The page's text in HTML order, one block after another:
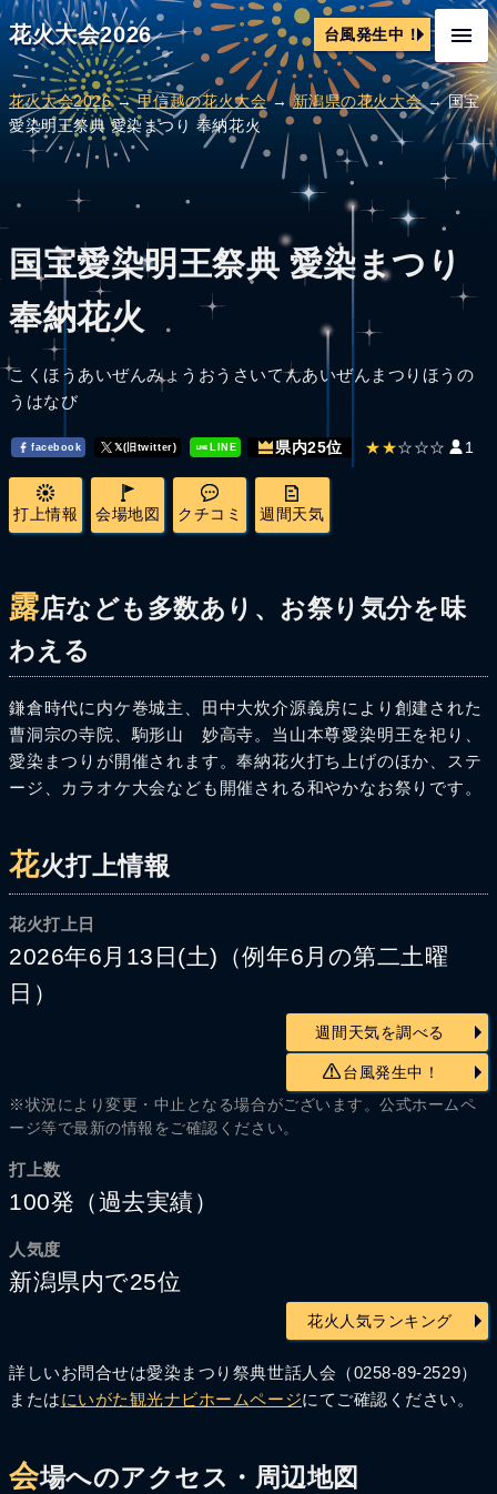
花火大会2026 台風発生中！
花火大会2026→甲信越の花火大会→新潟県の花火大会→ 国宝
愛染明王祭典 愛染まつり 奉納花火
国宝愛染明王祭典 愛染まつり
奉納花火
こくほうあいぜんみょうおうさいてんあいぜんまつりほうの
うはなび
facebook 𝕏(旧twitter) LINE 県内25位 ★★☆☆☆ 1
打上情報 会場地図 クチコミ 週間天気
露店なども多数あり、お祭り気分を味
わえる
鎌倉時代に内ケ巻城主、田中大炊介源義房により創建された
曹洞宗の寺院、駒形山 妙高寺。当山本尊愛染明王を祀り、
愛染まつりが開催されます。奉納花火打ち上げのほか、ステ
ージ、カラオケ大会なども開催される和やかなお祭りです。
花火打上情報
花火打上日
2026年6月13日(土)（例年6月の第二土曜
日）
週間天気を調べる
台風発生中！
※状況により変更・中止となる場合がございます。公式ホームペ
ージ等で最新の情報をご確認ください。
打上数
100発（過去実績）
人気度
新潟県内で25位
花火人気ランキング
詳しいお問合せは愛染まつり祭典世話人会（0258-89-2529）
またはにいがた観光ナビホームページにてご確認ください。
会場へのアクセス・周辺地図